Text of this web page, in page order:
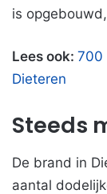
is
Lees ook: 700
Dieteren
Steeds
De brand in
aantal